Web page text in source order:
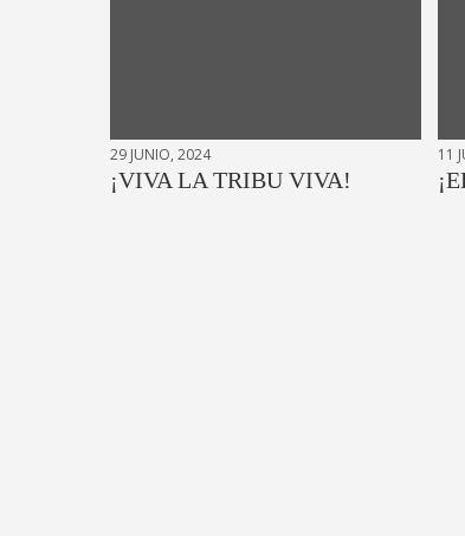
29 JUNIO, 2024
¡VIVA LA TRIBU VIVA!
11